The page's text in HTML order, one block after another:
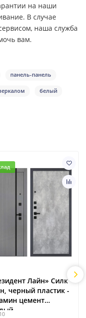
на наши
В случае
наша служба
вам.
панель-панель
белый
Лайн» Силк
черный пластик -
цемент